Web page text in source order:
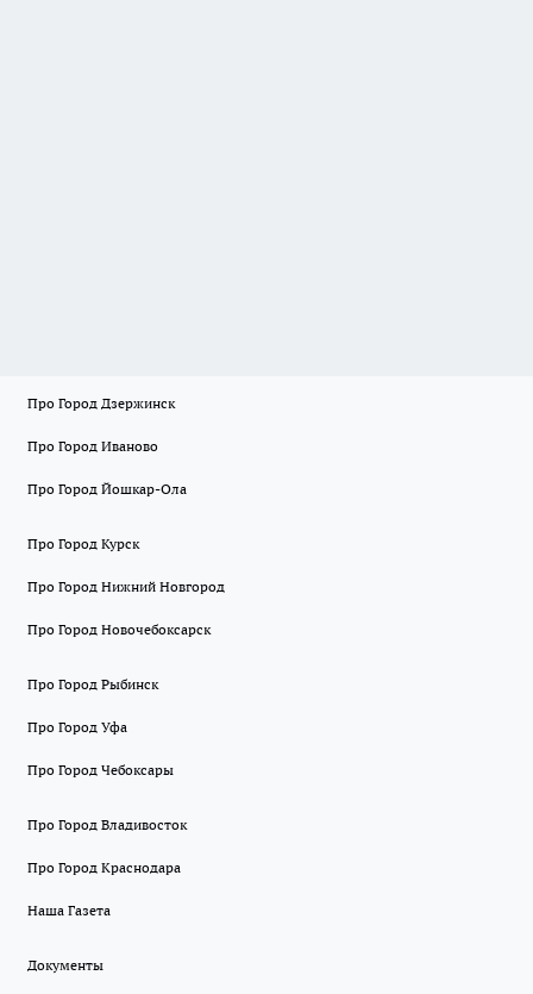
Про Город Дзержинск
Про Город Иваново
Про Город Йошкар-Ола
Про Город Курск
Про Город Нижний Новгород
Про Город Новочебоксарск
Про Город Рыбинск
Про Город Уфа
Про Город Чебоксары
Про Город Владивосток
Про Город Краснодара
Наша Газета
Документы